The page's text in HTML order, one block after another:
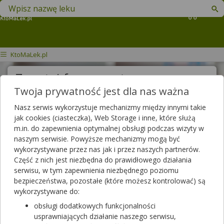
Koszyk
Znajdź lek w swojej okolicy
KtoMaLek.pl
Zapytaj farmaceutę
Treść pytania
Wyślij pytanie
Kobieta
Kobieta w wieku: 51-60 lat
Szukaj w zadanych już pytaniach
Twoja prywatność jest dla nas ważna
Nasz serwis wykorzystuje mechanizmy między innymi takie
jak cookies (ciasteczka), Web Storage i inne, które służą
m.in. do zapewnienia optymalnej obsługi podczas wizyty w
naszym serwisie. Powyższe mechanizmy mogą być
wykorzystywane przez nas jak i przez naszych partnerów.
Część z nich jest niezbędna do prawidłowego działania
serwisu, w tym zapewnienia niezbędnego poziomu
bezpieczeństwa, pozostałe (które możesz kontrolować) są
wykorzystywane do:
obsługi dodatkowych funkcjonalności
usprawniających działanie naszego serwisu,